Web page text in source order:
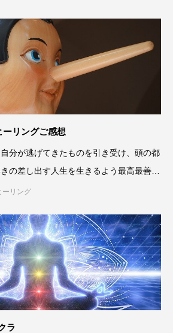
リングご感想
自分が逃げてきたものを引き受け、頭の都
の差し出す人生を生きるよう最高最善に
ーリング
ラ